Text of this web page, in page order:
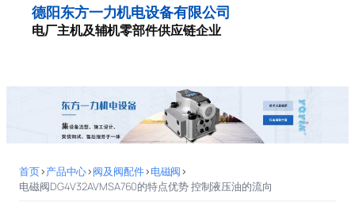
德阳东方一力机电设备有限公司
电厂主机及辅机零部件供应链企业
首页>产品中心>阀及阀配件>电磁阀>
电磁阀DG4V32AVMSA760的特点优势 控制液压油的流向